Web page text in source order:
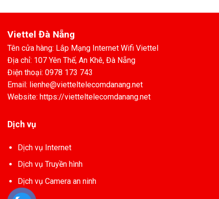
Viettel Đà Nẵng
Tên cửa hàng: Lắp Mạng Internet Wifi Viettel
Địa chỉ: 107 Yên Thế, An Khê, Đà Nẵng
Điện thoại: 0978 173 743
Email: lienhe@vietteltelecomdanang.net
Website: https://vietteltelecomdanang.net
Dịch vụ
Dịch vụ Internet
Dịch vụ Truyền hình
Dịch vụ Camera an ninh